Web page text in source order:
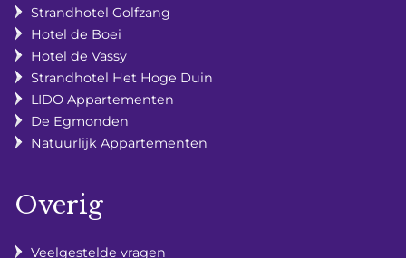
Strandhotel Golfzang
Hotel de Boei
Hotel de Vassy
Strandhotel Het Hoge Duin
LIDO Appartementen
De Egmonden
Natuurlijk Appartementen
Overig
Veelgestelde vragen